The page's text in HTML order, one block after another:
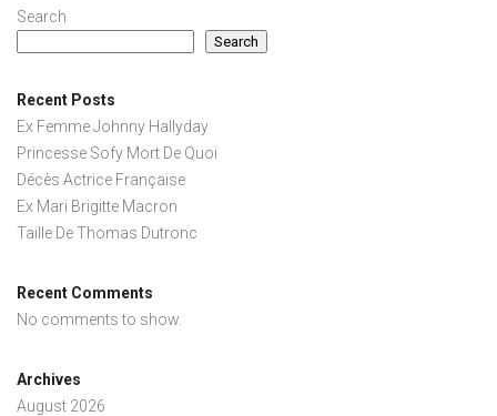
Search
Search
Recent Posts
Ex Femme Johnny Hallyday
Princesse Sofy Mort De Quoi
Décès Actrice Française
Ex Mari Brigitte Macron
Taille De Thomas Dutronc
Recent Comments
No comments to show.
Archives
August 2026